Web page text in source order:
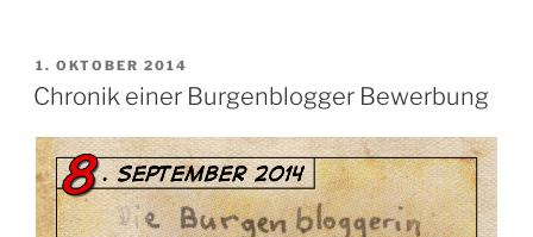
VERÖFFENTLICHT
AM
1. OKTOBER 2014
Chronik einer Burgenblogger Bewerbung